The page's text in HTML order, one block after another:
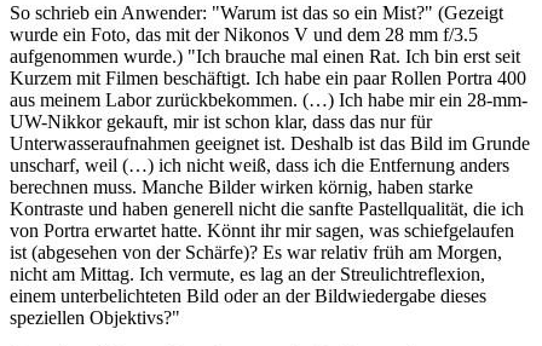
So schrieb ein Anwender: "Warum ist das so ein Mist?" (Gezeigt
wurde ein Foto, das mit der Nikonos V und dem 28 mm f/3.5
aufgenommen wurde.) "Ich brauche mal einen Rat. Ich bin erst seit
Kurzem mit Filmen beschäftigt. Ich habe ein paar Rollen Portra 400
aus meinem Labor zurückbekommen. (…) Ich habe mir ein 28-mm-
UW-Nikkor gekauft, mir ist schon klar, dass das nur für
Unterwasseraufnahmen geeignet ist. Deshalb ist das Bild im Grunde
unscharf, weil (…) ich nicht weiß, dass ich die Entfernung anders
berechnen muss. Manche Bilder wirken körnig, haben starke
Kontraste und haben generell nicht die sanfte Pastellqualität, die ich
von Portra erwartet hatte. Könnt ihr mir sagen, was schiefgelaufen
ist (abgesehen von der Schärfe)? Es war relativ früh am Morgen,
nicht am Mittag. Ich vermute, es lag an der Streulichtreflexion,
einem unterbelichteten Bild oder an der Bildwiedergabe dieses
speziellen Objektivs?"